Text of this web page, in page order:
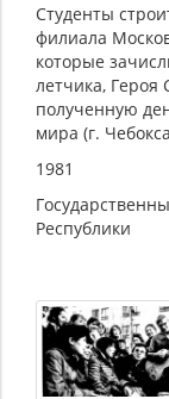
Студенты
филиала
которые
летчика, Героя
полученную
мира (г.
1981
Республики